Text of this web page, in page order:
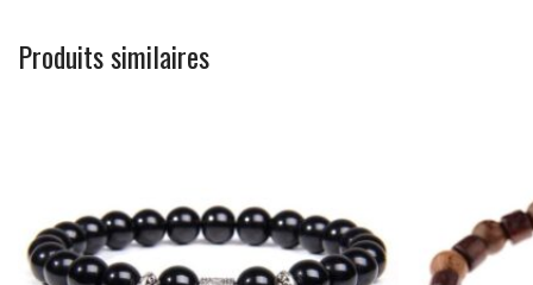
Produits similaires